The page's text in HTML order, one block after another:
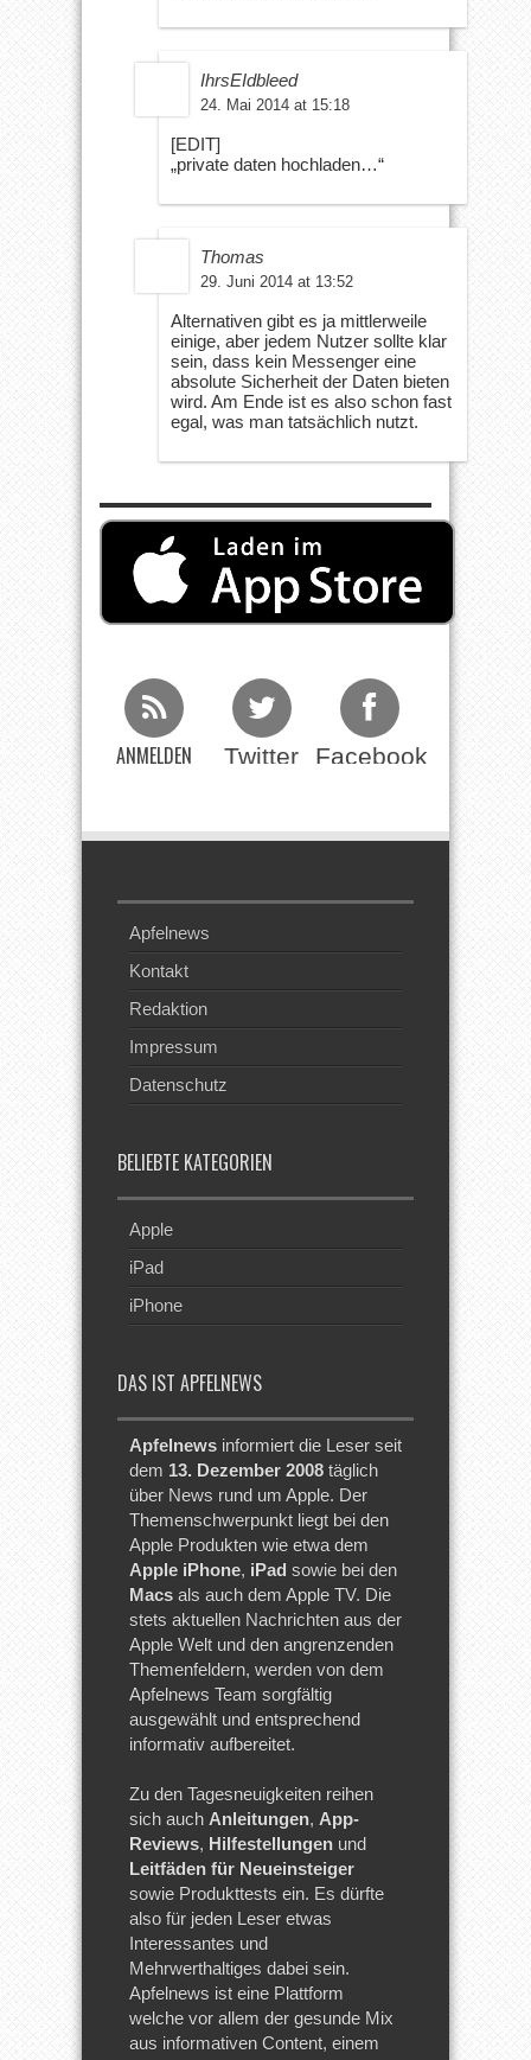
IhrsEIdbleed
24. Mai 2014 at 15:18
[EDIT]
„private daten hochladen…“
Thomas
29. Juni 2014 at 13:52
Alternativen gibt es ja mittlerweile
einige, aber jedem Nutzer sollte klar
sein, dass kein Messenger eine
absolute Sicherheit der Daten bieten
wird. Am Ende ist es also schon fast
egal, was man tatsächlich nutzt.
ANMELDEN Twitter Facebook
Apfelnews
Kontakt
Redaktion
Impressum
Datenschutz
BELIEBTE KATEGORIEN
Apple
iPad
iPhone
DAS IST APFELNEWS
Apfelnews informiert die Leser seit
dem 13. Dezember 2008 täglich
über News rund um Apple. Der
Themenschwerpunkt liegt bei den
Apple Produkten wie etwa dem
Apple iPhone, iPad sowie bei den
Macs als auch dem Apple TV. Die
stets aktuellen Nachrichten aus der
Apple Welt und den angrenzenden
Themenfeldern, werden von dem
Apfelnews Team sorgfältig
ausgewählt und entsprechend
informativ aufbereitet.
Zu den Tagesneuigkeiten reihen
sich auch Anleitungen, App-
Reviews, Hilfestellungen und
Leitfäden für Neueinsteiger
sowie Produkttests ein. Es dürfte
also für jeden Leser etwas
Interessantes und
Mehrwerthaltiges dabei sein.
Apfelnews ist eine Plattform
welche vor allem der gesunde Mix
aus informativen Content, einem